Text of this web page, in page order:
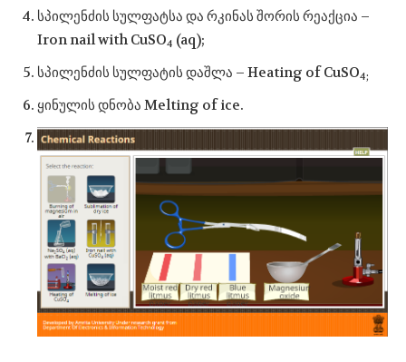
სპილენძის სულფატსა და რკინას შორის რეაქცია –
Iron nail with CuSO4 (aq);
სპილენძის სულფატის დაშლა – Heating of CuSO4;
ყინულის დნობა Melting of ice.